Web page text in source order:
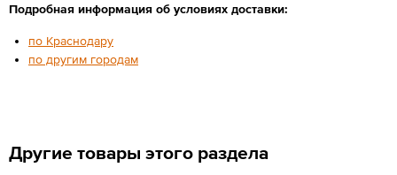
Подробная информация об условиях доставки:
по Краснодару
по другим городам
Другие товары этого раздела